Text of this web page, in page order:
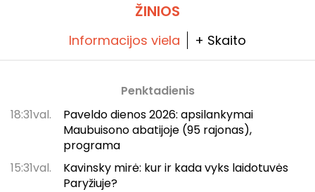
ŽINIOS
Informacijos viela + Skaito
Penktadienis
18:31val.
Paveldo dienos 2026: apsilankymai
Maubuisono abatijoje (95 rajonas),
programa
15:31val.
Kavinsky mirė: kur ir kada vyks laidotuvės
Paryžiuje?